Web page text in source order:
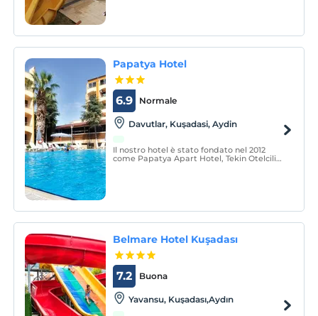
Papatya Hotel
Normale
6.9
Davutlar, Kuşadasi, Aydin
Il nostro hotel è stato fondato nel 2012
come Papatya Apart Hotel, Tekin Otelcilik
Belmare Hotel Kuşadası
Buona
7.2
Yavansu, Kuşadası,Aydın